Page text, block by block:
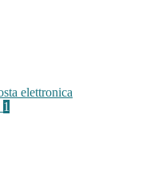
elettronica
1